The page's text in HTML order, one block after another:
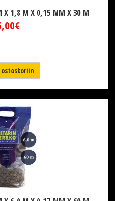
X 1,8 M X 0,15 MM X 30 M
ostoskoriin